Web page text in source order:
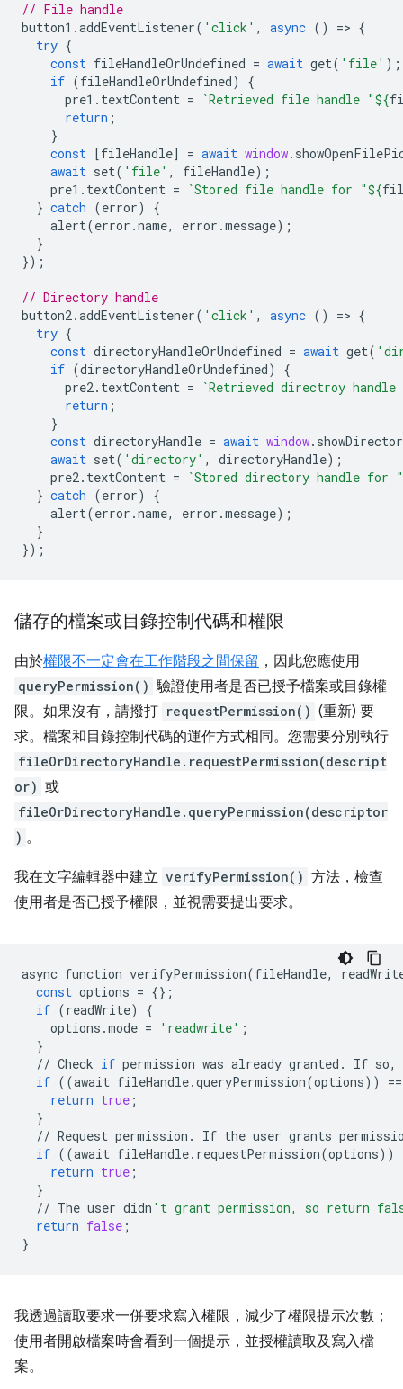
// File handle
button1 .addEventListener( 'click' , async () => {
try {
const fileHandleOrUndefined = await get( 'file' );
if (fileHandleOrUndefined)
{
pre1 . textContent = `Retrieved file handle "${
return ;
}
const [fileHandle] = await window.
await set( 'file' , fileHandle);
pre1 . textContent = `Stored file handle for "${
} catch (error)
{
alert(error .name, error .message);
}
});
// Directory handle
button2.addEventListener( 'click' , async () => {
try {
const directoryHandleOrUndefined = await get(
if (directoryHandleOrUndefined)
{
pre2. textContent =
`Retrieved directroy
return ;
}
const directoryHandle = await window.
await set( 'directory' , directoryHandle);
pre2. textContent =
`Stored directory handle for "
} catch (error)
{
alert(error .name, error .message);
}
});
儲存的檔案或目錄控制代碼和權限
由於權限不一定會在工作階段之間保留 ，因此您應使用
queryPermission() 驗證使用者是否已授予檔案或目錄權
限。如果沒有，請撥打 requestPermission() (重新) 要
求。檔案和目錄控制代碼的運作方式相同。您需要分別執行
fileOrDirectoryHandle.requestPermission(descript
or) 或
fileOrDirectoryHandle.queryPermission(descriptor
) 。
我在文字編輯器中建立 verifyPermission() 方法，檢查
使用者是否已授予權限，並視需要提出要求。
async function verifyPermission(fileHandle,
const options = {};
if (readWrite)
{
options .mode = 'readwrite' ;
}
// Check if permission was already granted . If so,
if ((await fileHandle.queryPermission(options))
return true ;
}
// Request permission . If the user grants
if ((await fileHandle. requestPermission(options))
return true ;
}
// The user didn 't grant permission, so return
return false ;
}
我透過讀取要求一併要求寫入權限，減少了權限提示次數；
使用者開啟檔案時會看到一個提示，並授權讀取及寫入檔
案。